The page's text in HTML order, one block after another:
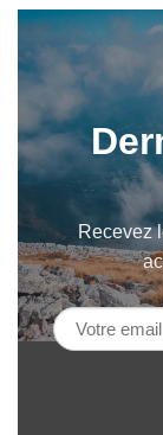
Recevez